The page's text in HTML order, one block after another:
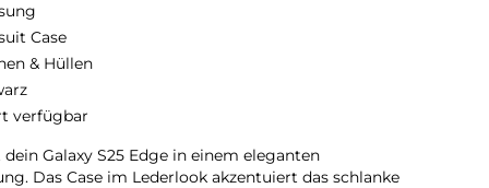
Case
& Hüllen
verfügbar
Galaxy S25 Edge in einem eleganten
Das Case im Lederlook akzentuiert das schlanke